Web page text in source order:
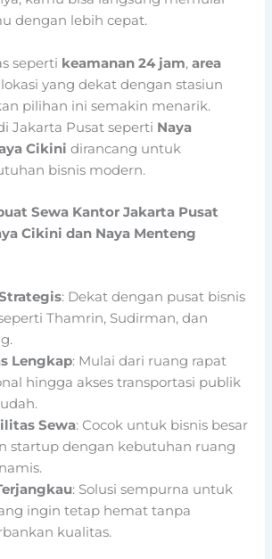
dengan lebih cepat.
seperti keamanan 24 jam,area
yang dekat dengan stasiun
pilihan ini semakin menarik.
Jakarta Pusat seperti Naya
Cikini dirancang untuk
bisnis modern.
Sewa Kantor Jakarta Pusat
Cikini dan Naya Menteng
: Dekat dengan pusat bisnis
Thamrin, Sudirman, dan
Lengkap: Mulai dari ruang rapat
hingga akses transportasi publik
Sewa: Cocok untuk bisnis besar
startup dengan kebutuhan ruang
: Solusi sempurna untuk
ingin tetap hemat tanpa
kualitas.